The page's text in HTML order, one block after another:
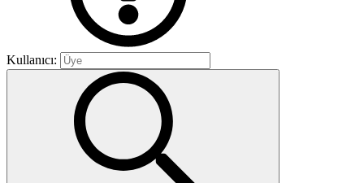
Kullanıcı: